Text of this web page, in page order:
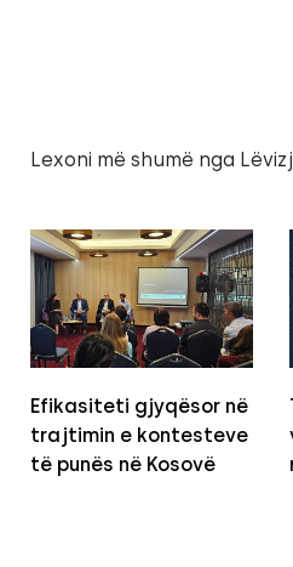
Lexoni më shumë nga
Efikasiteti gjyqësor në
trajtimin e kontesteve
të punës në Kosovë